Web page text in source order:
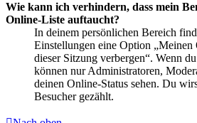
Wie kann ich verhindern, dass mein
Online-Liste auftaucht?
In deinem persönlichen Bereich
Einstellungen eine Option „Meinen
dieser Sitzung verbergen“. Wenn
können nur Administratoren,
deinen Online-Status sehen. Du
Besucher gezählt.